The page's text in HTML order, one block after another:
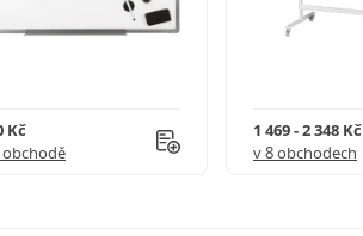
Kč
obchodě
1 469 - 2 348 Kč
v 8 obchodech